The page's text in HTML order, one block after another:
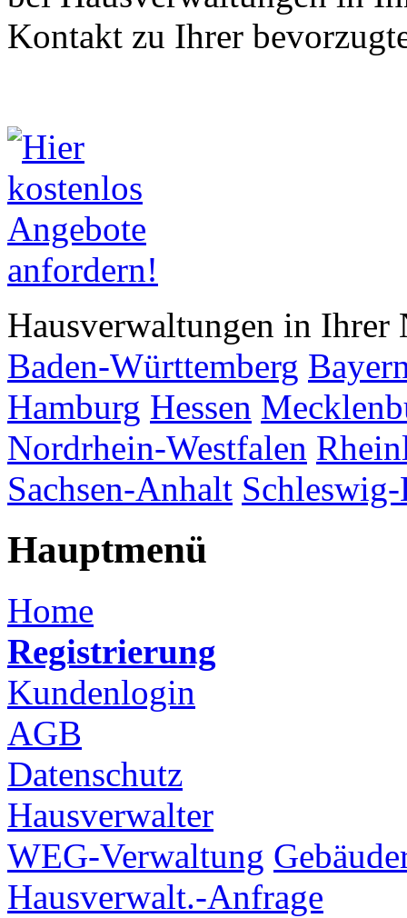
Kontakt zu Ihrer
Hausverwaltungen in Ihrer
Baden-Württemberg
Hamburg Hessen
Nordrhein-Westfalen
Sachsen-Anhalt
Hauptmenü
Home
Registrierung
Kundenlogin
AGB
Datenschutz
Hausverwalter
WEG-Verwaltung
Hausverwalt.-Anfrage